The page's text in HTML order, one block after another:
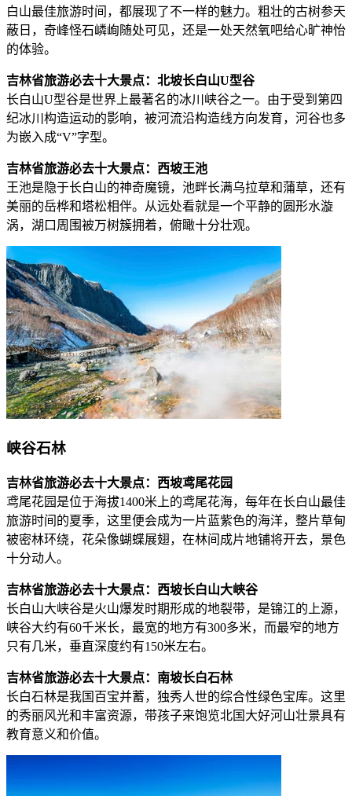
白山最佳旅游时间，都展现了不一样的魅力。粗壮的古树参天
蔽日，奇峰怪石嶙峋随处可见，还是一处天然氧吧给心旷神怡
的体验。
吉林省旅游必去十大景点：北坡长白山U型谷
长白山U型谷是世界上最著名的冰川峡谷之一。由于受到第四
纪冰川构造运动的影响，被河流沿构造线方向发育，河谷也多
为嵌入成“V”字型。
吉林省旅游必去十大景点：西坡王池
王池是隐于长白山的神奇魔镜，池畔长满乌拉草和蒲草，还有
美丽的岳桦和塔松相伴。从远处看就是一个平静的圆形水漩
涡，湖口周围被万树簇拥着，俯瞰十分壮观。
峡谷石林
吉林省旅游必去十大景点：西坡鸢尾花园
鸢尾花园是位于海拔1400米上的鸢尾花海，每年在长白山最佳
旅游时间的夏季，这里便会成为一片蓝紫色的海洋，整片草甸
被密林环绕，花朵像蝴蝶展翅，在林间成片地铺将开去，景色
十分动人。
吉林省旅游必去十大景点：西坡长白山大峡谷
长白山大峡谷是火山爆发时期形成的地裂带，是锦江的上源，
峡谷大约有60千米长，最宽的地方有300多米，而最窄的地方
只有几米，垂直深度约有150米左右。
吉林省旅游必去十大景点：南坡长白石林
长白石林是我国百宝并蓄，独秀人世的综合性绿色宝库。这里
的秀丽风光和丰富资源，带孩子来饱览北国大好河山壮景具有
教育意义和价值。